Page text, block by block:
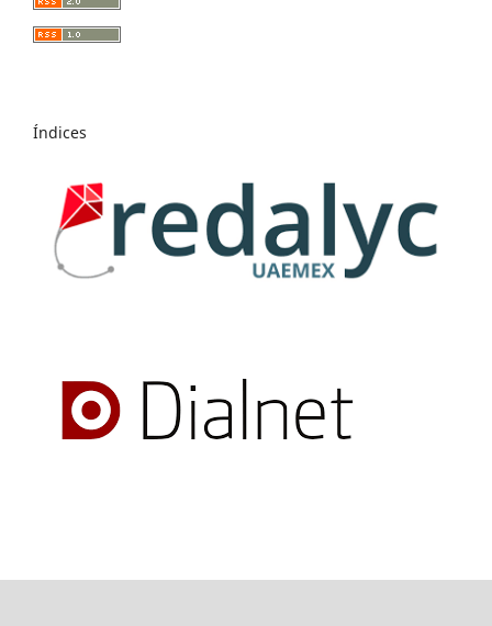
Índices